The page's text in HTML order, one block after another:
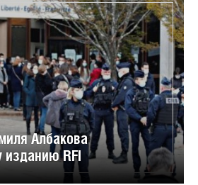
Албакова
изданию RFI